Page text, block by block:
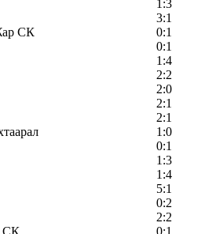
1:3
3:1
СК
0:1
0:1
1:4
2:2
2:0
2:1
2:1
1:0
0:1
1:3
1:4
5:1
0:2
2:2